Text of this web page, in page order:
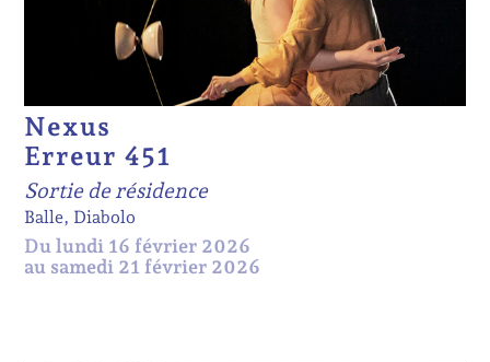
Nexus
Erreur 451
Sortie de résidence
Balle, Diabolo
Du lundi 16 février 2026
au samedi 21 février 2026